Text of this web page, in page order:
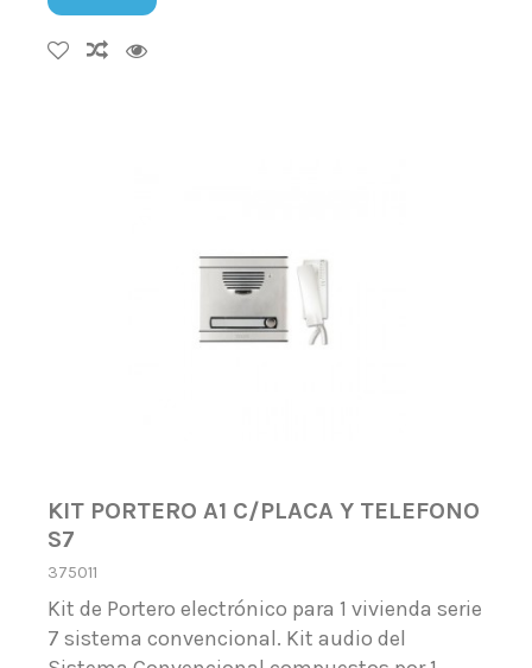
KIT PORTERO A1 C/PLACA Y TELEFONO
S7
375011
Kit de Portero electrónico para 1 vivienda serie
7 sistema convencional. Kit audio del